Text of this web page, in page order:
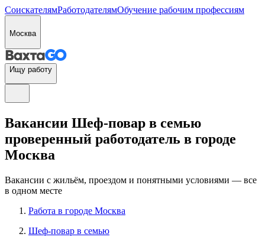
СоискателямРаботодателямОбучение рабочим профессиям
Москва
Ищу работу
Вакансии Шеф-повар в семью
проверенный работодатель в городе
Москва
Вакансии с жильём, проездом и понятными условиями — все
в одном месте
Работа в городе Москва
Шеф-повар в семью